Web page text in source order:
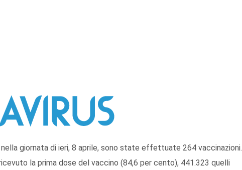
giornata di ieri, 8 aprile, sono state effettuate 264 vaccinazioni.
la prima dose del vaccino (84,6 per cento), 441.323 quelli